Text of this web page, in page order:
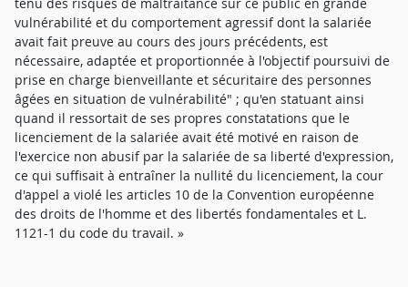
vulnérabilité et du comportement agressif dont la salariée
avait fait preuve au cours des jours précédents, est
nécessaire, adaptée et proportionnée à l'objectif poursuivi de
prise en charge bienveillante et sécuritaire des personnes
âgées en situation de vulnérabilité" ; qu'en statuant ainsi
quand il ressortait de ses propres constatations que le
licenciement de la salariée avait été motivé en raison de
l'exercice non abusif par la salariée de sa liberté d'expression,
ce qui suffisait à entraîner la nullité du licenciement, la cour
d'appel a violé les articles 10 de la Convention européenne
des droits de l'homme et des libertés fondamentales et L.
1121-1 du code du travail. »